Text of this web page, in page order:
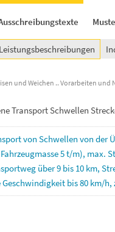
Leistungsbeschreibungen
und Weichen Vorarbeiten und
Transport Schwellen
von Schwellen von der
Fahrzeugmasse5t/m), max.
über9 bis 10 km,
Geschwindigkeit bis80 km/h,